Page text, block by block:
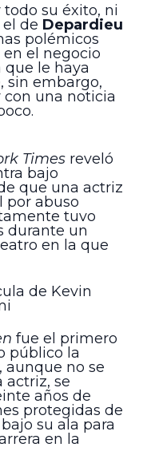
su éxito, ni
de Depardieu
polémicos
el negocio
le haya
sin embargo,
con una noticia
Times reveló
bajo
que una actriz
por abuso
tuvo
durante un
en la que
de Kevin
fue el primero
público la
aunque no se
actriz, se
años de
protegidas de
su ala para
en la